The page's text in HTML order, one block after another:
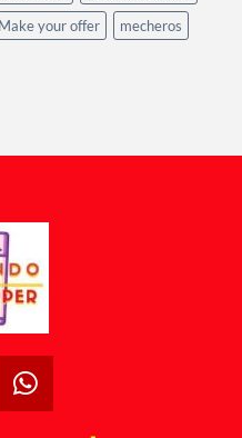
Make your offer mecheros